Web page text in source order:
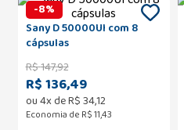
-8%
Sany D 50000UI com 8
cápsulas
R$147,92
R$ 136,49
ou4x deR$34,12
Economia de R$ 11,43